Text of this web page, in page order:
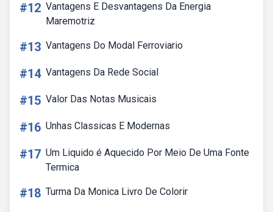
#12 Vantagens E Desvantagens Da Energia
Maremotriz
#13 Vantagens Do Modal Ferroviario
#14 Vantagens Da Rede Social
#15 Valor Das Notas Musicais
#16 Unhas Classicas E Modernas
#17 Um Liquido é Aquecido Por Meio De Uma Fonte
Termica
#18 Turma Da Monica Livro De Colorir